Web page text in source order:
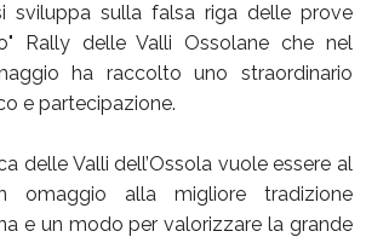
sviluppa sulla falsa riga delle prove
Rally delle Valli Ossolane che nel
ha raccolto uno straordinario
e partecipazione.
delle Valli dell’Ossola vuole essere al
omaggio alla migliore tradizione
e un modo per valorizzare la grande